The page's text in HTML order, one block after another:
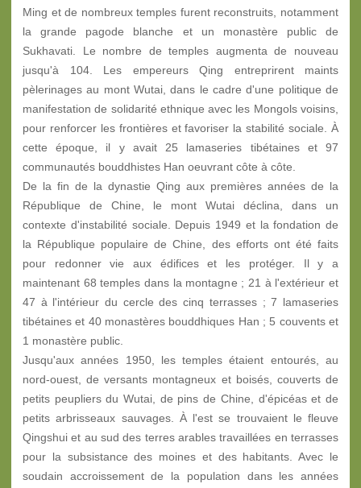
Ming et de nombreux temples furent reconstruits, notamment
la grande pagode blanche et un monastère public de
Sukhavati. Le nombre de temples augmenta de nouveau
jusqu'à 104. Les empereurs Qing entreprirent maints
pèlerinages au mont Wutai, dans le cadre d'une politique de
manifestation de solidarité ethnique avec les Mongols voisins,
pour renforcer les frontières et favoriser la stabilité sociale. À
cette époque, il y avait 25 lamaseries tibétaines et 97
communautés bouddhistes Han oeuvrant côte à côte.
De la fin de la dynastie Qing aux premières années de la
République de Chine, le mont Wutai déclina, dans un
contexte d'instabilité sociale. Depuis 1949 et la fondation de
la République populaire de Chine, des efforts ont été faits
pour redonner vie aux édifices et les protéger. Il y a
maintenant 68 temples dans la montagne ; 21 à l'extérieur et
47 à l'intérieur du cercle des cinq terrasses ; 7 lamaseries
tibétaines et 40 monastères bouddhiques Han ; 5 couvents et
1 monastère public.
Jusqu'aux années 1950, les temples étaient entourés, au
nord-ouest, de versants montagneux et boisés, couverts de
petits peupliers du Wutai, de pins de Chine, d'épicéas et de
petits arbrisseaux sauvages. À l'est se trouvaient le fleuve
Qingshui et au sud des terres arables travaillées en terrasses
pour la subsistance des moines et des habitants. Avec le
soudain accroissement de la population dans les années